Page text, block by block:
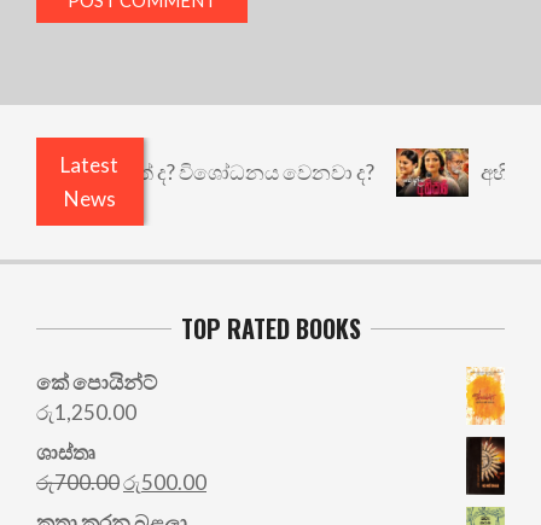
Latest
News
කුඩු නැත් ද? විශෝධනය වෙනවා ද? අභිසාරී:
TOP RATED BOOKS
කේ පොයින්ට්
රු1,250.00
ශාස්තෘ
රු700.00Original
price
රු500.00Current